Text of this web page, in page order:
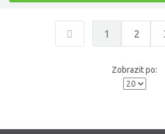
1 2
Zobrazit po: